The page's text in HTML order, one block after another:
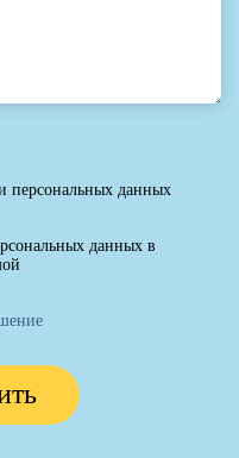
персональных данных
данных в